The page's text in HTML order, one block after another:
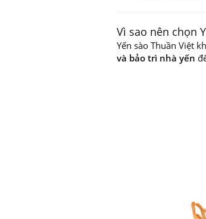
Vì sao nên chọn
Yến sào Thuần Việt
và bảo trì nhà yến